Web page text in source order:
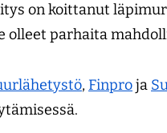
on koittanut
olleet parhaita
, Finproja